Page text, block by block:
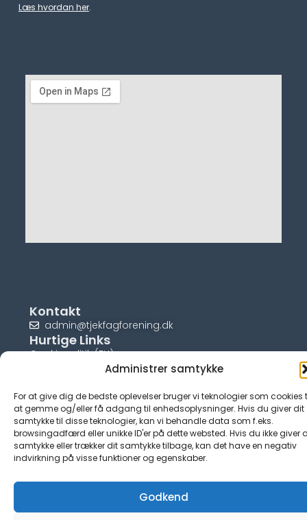
Administrer samtykke
For at give dig de bedste oplevelser bruger vi teknologier som cookies
at gemme og/eller få adgang til enhedsoplysninger. Hvis du giver dit
samtykke til disse teknologier, kan vi behandle data som f.eks.
browsingadfærd eller unikke ID'er på dette websted. Hvis du ikke giver
samtykke eller trækker dit samtykke tilbage, kan det have en negativ
indvirkning på visse funktioner og egenskaber.
Godkend
Læs hvordan her.
Kontakt
admin@tjekfagforening.dk
Hurtige Links
Cookiepolitik (EU)
© tjek-fagforening.dk